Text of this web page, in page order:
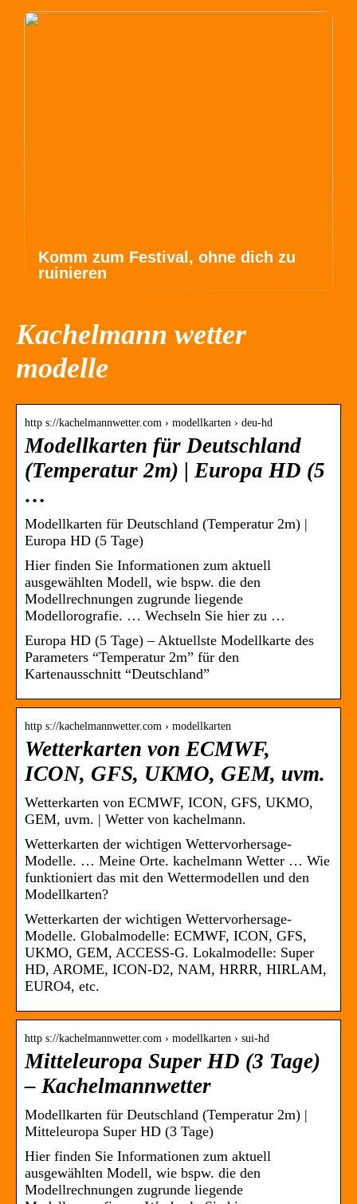
Komm zum Festival, ohne dich zu
ruinieren
Kachelmann wetter
modelle
http s://kachelmannwetter.com › modellkarten › deu-hd
Modellkarten für Deutschland
(Temperatur 2m) | Europa HD (5
…
Modellkarten für Deutschland (Temperatur 2m) |
Europa HD (5 Tage)
Hier finden Sie Informationen zum aktuell
ausgewählten Modell, wie bspw. die den
Modellrechnungen zugrunde liegende
Modellorografie. … Wechseln Sie hier zu …
Europa HD (5 Tage) – Aktuellste Modellkarte des
Parameters “Temperatur 2m” für den
Kartenausschnitt “Deutschland”
http s://kachelmannwetter.com › modellkarten
Wetterkarten von ECMWF,
ICON, GFS, UKMO, GEM, uvm.
Wetterkarten von ECMWF, ICON, GFS, UKMO,
GEM, uvm. | Wetter von kachelmann.
Wetterkarten der wichtigen Wettervorhersage-
Modelle. … Meine Orte. kachelmann Wetter … Wie
funktioniert das mit den Wettermodellen und den
Modellkarten?
Wetterkarten der wichtigen Wettervorhersage-
Modelle. Globalmodelle: ECMWF, ICON, GFS,
UKMO, GEM, ACCESS-G. Lokalmodelle: Super
HD, AROME, ICON-D2, NAM, HRRR, HIRLAM,
EURO4, etc.
http s://kachelmannwetter.com › modellkarten › sui-hd
Mitteleuropa Super HD (3 Tage)
– Kachelmannwetter
Modellkarten für Deutschland (Temperatur 2m) |
Mitteleuropa Super HD (3 Tage)
Hier finden Sie Informationen zum aktuell
ausgewählten Modell, wie bspw. die den
Modellrechnungen zugrunde liegende